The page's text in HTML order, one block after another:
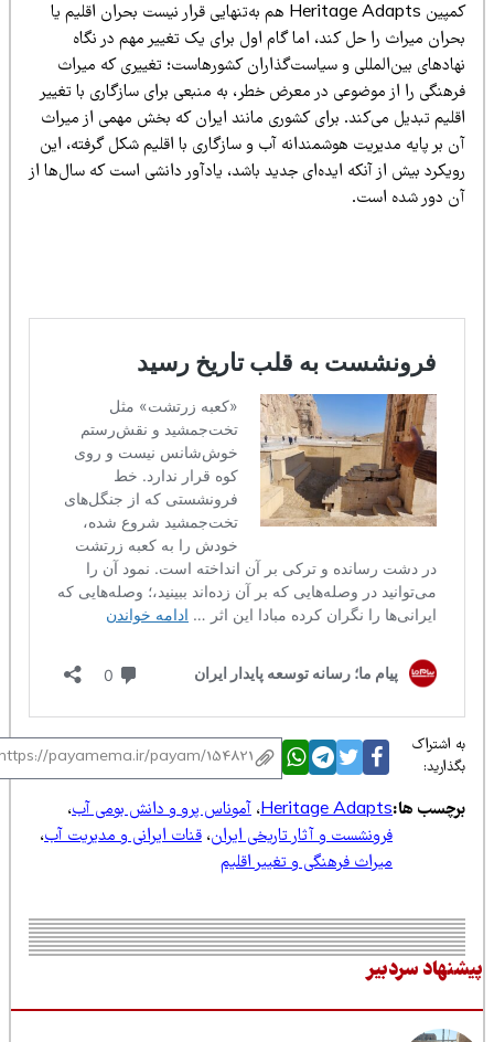
کمپین Heritage Adapts هم به‌تنهایی قرار نیست بحران اقلیم یا
میراث را حل کند، اما گام اول برای یک تغییر مهم در نگاه
بین‌المللی و سیاست‌گذاران کشورهاست؛ تغییری که میراث
را از موضوعی در معرض خطر، به منبعی برای سازگاری با تغییر
تبدیل می‌کند. برای کشوری مانند ایران که بخش مهمی از میراث
بر پایه مدیریت هوشمندانه آب و سازگاری با اقلیم شکل گرفته، این
بیش از آنکه ایده‌ای جدید باشد، یادآور دانشی است که سال‌ها از
دور شده است.
اشتراک
ها:Heritage Adapts،آموناس پرو و دانش بومی آب،
فرونشست و آثار تاریخی ایران،قنات ایرانی و مدیریت آب،
میراث فرهنگی و تغییر اقلیم
سردبیر